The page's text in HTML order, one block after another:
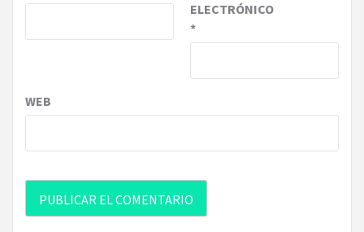
ELECTRÓNICO
*
WEB